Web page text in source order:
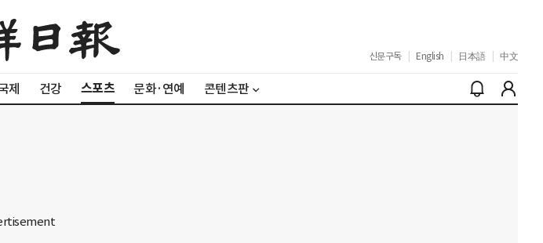
신문구독 English 日本語 中文
제 건강 스포츠 문화·연예 콘텐츠판